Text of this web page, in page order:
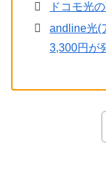
ドコモ光
andline光(
3,300円が